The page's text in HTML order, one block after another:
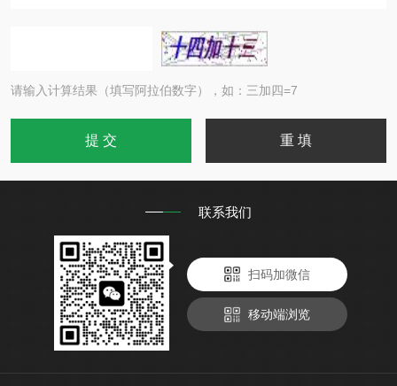
请输入计算结果（填写阿拉伯数字），如：三加四=7
联系我们
扫码加微信
移动端浏览